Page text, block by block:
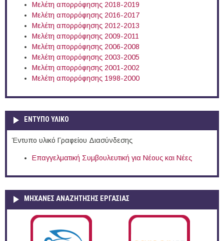
Μελέτη απορρόφησης 2018-2019
Μελέτη απορρόφησης 2016-2017
Μελέτη απορρόφησης 2012-2013
Μελέτη απορρόφησης 2009-2011
Μελέτη απορρόφησης 2006-2008
Μελέτη απορρόφησης 2003-2005
Μελέτη απορρόφησης 2001-2002
Μελέτη απορρόφησης 1998-2000
ΕΝΤΥΠΟ ΥΛΙΚΟ
Έντυπο υλικό Γραφείου Διασύνδεσης
Επαγγελματική Συμβουλευτική για Νέους και Νέες
ΜΗΧΑΝΕΣ ΑΝΑΖΗΤΗΣΗΣ ΕΡΓΑΣΙΑΣ